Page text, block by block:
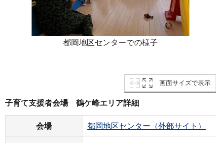
都岡地区センターでの様子
画面サイズで表示
子育て支援者会場 鶴ケ峰エリア詳細
会場 都岡地区センター（外部サイト）